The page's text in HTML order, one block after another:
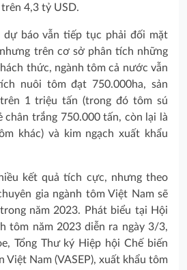
4,3 tỷ USD.
dự báo vẫn tiếp tục phải đối mặt
trên cơ sở phân tích những
thức, ngành tôm cả nước vẫn
nuôi tôm đạt 750.000ha, sản
1 triệu tấn (trong đó tôm sú
chân trắng 750.000 tấn, còn lại là
khác) và kim ngạch xuất khẩu
kết quả tích cực, nhưng theo
gia ngành tôm Việt Nam sẽ
năm 2023. Phát biểu tại Hội
tôm năm 2023 diễn ra ngày 3/3,
Tổng Thư ký Hiệp hội Chế biến
Việt Nam (VASEP), xuất khẩu tôm